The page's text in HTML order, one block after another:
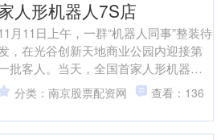
人形机器人7S店
月11日上午，一群“机器人同事”整装待
，在光谷创新天地商业公园内迎接第
批客人。当天，全国首家人形机器人
店在这里正式开业。 走进7S店，最先
映入眼帘的....
分类：南京股票配资网 查看：136